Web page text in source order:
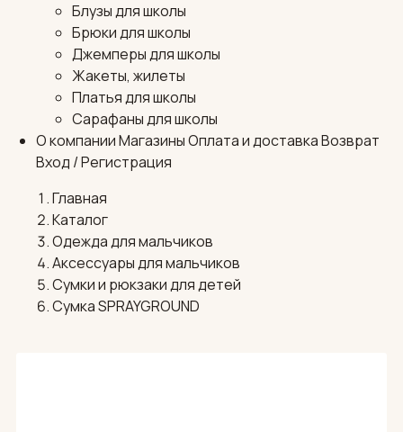
Блузы для школы
Брюки для школы
Джемперы для школы
Жакеты, жилеты
Платья для школы
Сарафаны для школы
О компанииМагазиныОплата и доставкаВозврат
Вход / Регистрация
Главная
Каталог
Одежда для мальчиков
Аксессуары для мальчиков
Сумки и рюкзаки для детей
Сумка SPRAYGROUND